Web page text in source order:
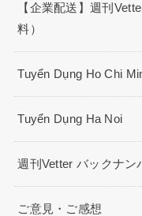
【企業配送】週刊
料）
Tuyển Dụng Ho Chi
Tuyển Dụng Ha Noi
週刊Vetter バックナン
ご意見・ご感想